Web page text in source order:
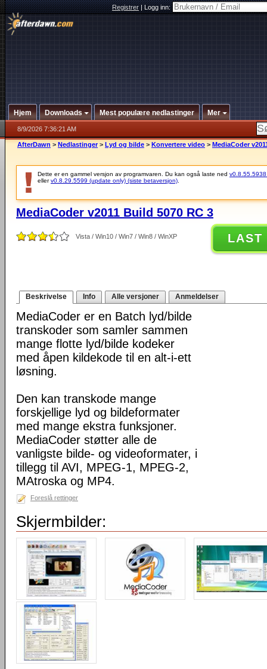
Registrer|Logg inn:
Hjem Downloads Mest populære nedlastinger Mer
8/9/2026 7:36:21 AM
AfterDawn > Nedlastinger > Lyd og bilde > Konvertere video > MediaCoder
Dette er en gammel versjon av programvaren. Du kan også laste ned v0.8.55.5938
ellerv0.8.29.5599 (update only) (siste betaversjon)
MediaCoder v2011 Build 5070 RC 3
Vista / Win10 / Win7 / Win8 / WinXP LAST
Beskrivelse Info Alle versjoner Anmeldelser
MediaCoder er en Batch lyd/bilde
transkoder som samler sammen
mange flotte lyd/bilde kodeker
med åpen kildekode til en alt-i-ett
løsning.
Den kan transkode mange
forskjellige lyd og bildeformater
med mange ekstra funksjoner.
MediaCoder støtter alle de
vanligste bilde- og videoformater, i
tillegg til AVI, MPEG-1, MPEG-2,
MAtroska og MP4.
Foreslå rettinger
Skjermbilder: